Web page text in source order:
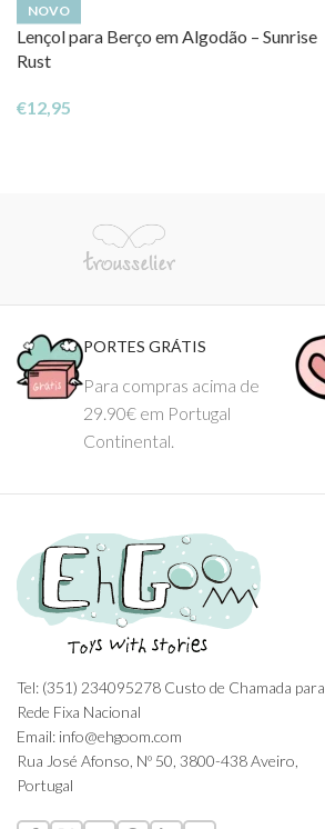
NOVO
Lençol para Berço em Algodão – Sunrise
Rust
€12,95
PORTES GRÁTIS
Para compras acima de
29.90€ em Portugal
Continental.
Tel: (351) 234095278 Custo de Chamada para
Rede Fixa Nacional
Email: info@ehgoom.com
Rua José Afonso, Nº 50, 3800-438 Aveiro,
Portugal